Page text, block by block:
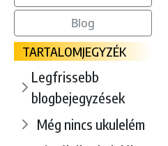
Blog
TARTALOMJEGYZÉK
Legfrissebb
blogbejegyzések
Még nincs ukulelém